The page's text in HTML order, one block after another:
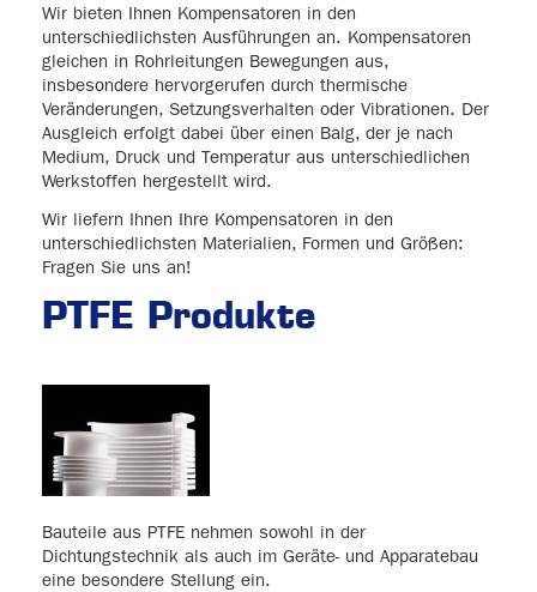
Wir bieten Ihnen Kompensatoren in den
unterschiedlichsten Ausführungen an. Kompensatoren
gleichen in Rohrleitungen Bewegungen aus,
insbesondere hervorgerufen durch thermische
Veränderungen, Setzungsverhalten oder Vibrationen. Der
Ausgleich erfolgt dabei über einen Balg, der je nach
Medium, Druck und Temperatur aus unterschiedlichen
Werkstoffen hergestellt wird.
Wir liefern Ihnen Ihre Kompensatoren in den
unterschiedlichsten Materialien, Formen und Größen:
Fragen Sie uns an!
PTFE Produkte
Bauteile aus PTFE nehmen sowohl in der
Dichtungstechnik als auch im Geräte- und Apparatebau
eine besondere Stellung ein.